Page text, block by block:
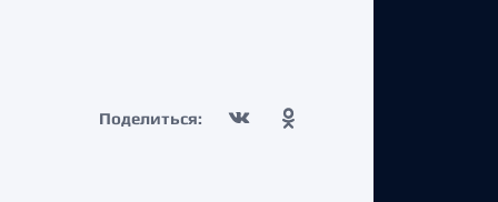
Поделиться: